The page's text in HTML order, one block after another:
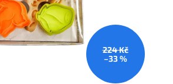
224 Kč
–33 %